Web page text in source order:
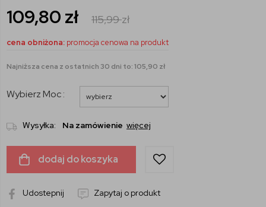
109,80 zł 115,99zł
cena obniżona: promocja cenowa na produkt
Najniższa cena z ostatnich 30 dni to: 105,90 zł
Wybierz Moc :
Wysyłka: Na zamówienie więcej
dodaj do koszyka
Udostepnij Zapytaj o produkt